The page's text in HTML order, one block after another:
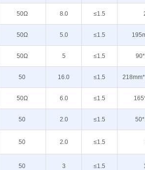
50Ω 8.0 ≤1.5
50Ω 5.0 ≤1.5
50Ω 5 ≤1.5
50 16.0 ≤1.5
50Ω 6.0 ≤1.5
50 2.0 ≤1.5
50 2.0 ≤1.5
50 3 ≤1.5